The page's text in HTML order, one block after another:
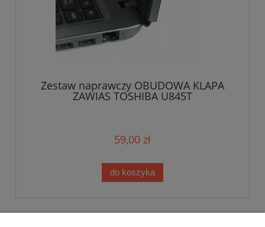
Zestaw naprawczy OBUDOWA KLAPA
ZAWIAS TOSHIBA U845T
59,00 zł
do koszyka